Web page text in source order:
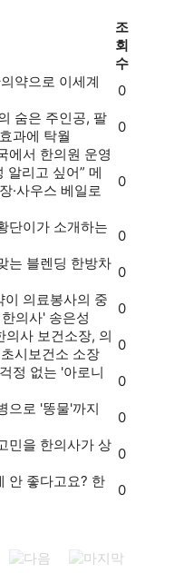
조
회
수
약으로 이세계
0
숨은 주인공, 팔
과에 탁월
0
에서 한의원 운영
알리고 싶어” 메
·사우스 베일로
0
단이가 소개하는
0
는 블렌딩 한방차
0
이 의료봉사의 중
의사' 송은성
0
의사 보건소장, 의
시보건소 소장
0
정 없는 '아로니
0
으로 '똥물'까지
0
민을 한의사가 상
0
안 좋다고요? 한
0